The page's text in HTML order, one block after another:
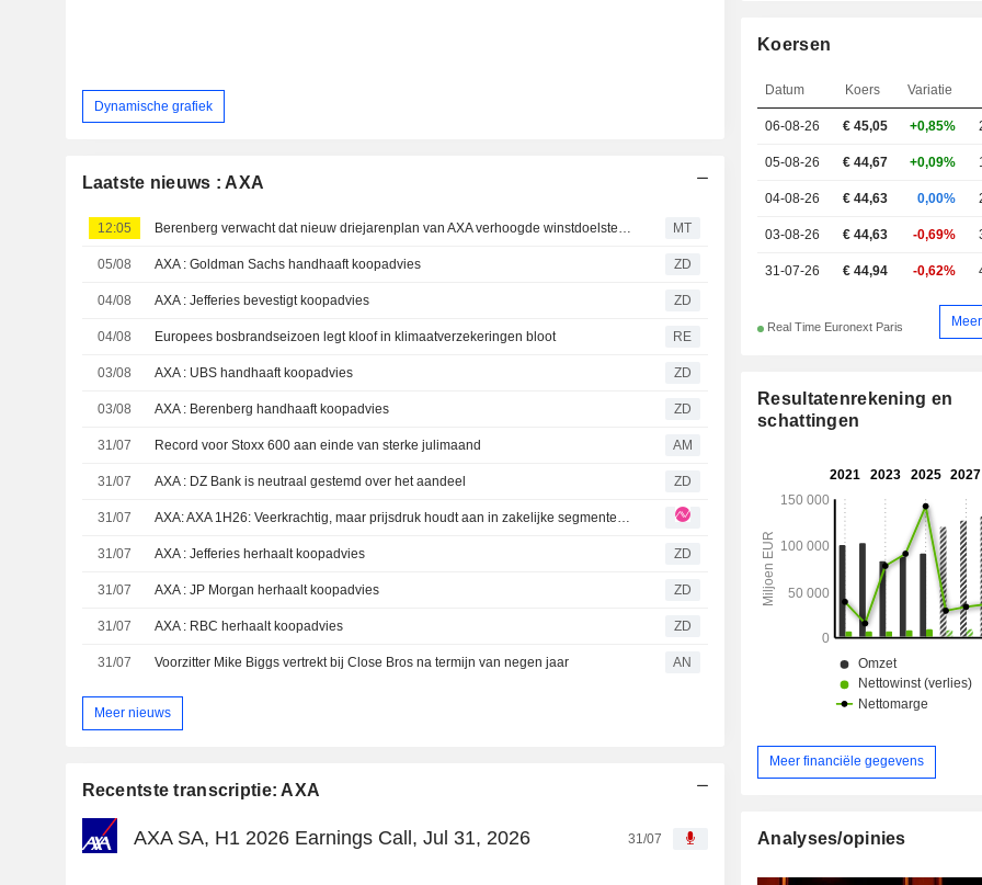
Dynamische grafiek
Laatste nieuws : AXA
12:05 Berenberg verwacht dat nieuw driejarenplan van AXA verhoogde winstdoelstelling zal bevatten MT
05/08 AXA : Goldman Sachs handhaaft koopadvies ZD
04/08 AXA : Jefferies bevestigt koopadvies ZD
04/08 Europees bosbrandseizoen legt kloof in klimaatverzekeringen bloot RE
03/08 AXA : UBS handhaaft koopadvies ZD
03/08 AXA : Berenberg handhaaft koopadvies ZD
31/07 Record voor Stoxx 600 aan einde van sterke julimaand AM
31/07 AXA : DZ Bank is neutraal gestemd over het aandeel ZD
31/07 AXA: AXA 1H26: Veerkrachtig, maar prijsdruk houdt aan in zakelijke segmenten en herverzekering
31/07 AXA : Jefferies herhaalt koopadvies ZD
31/07 AXA : JP Morgan herhaalt koopadvies ZD
31/07 AXA : RBC herhaalt koopadvies ZD
31/07 Voorzitter Mike Biggs vertrekt bij Close Bros na termijn van negen jaar AN
Meer nieuws
Recentste transcriptie: AXA
AXA SA, H1 2026 Earnings Call, Jul 31, 2026 31/07
Koersen
Datum Koers Variatie
06-08-26 € 45,05 +0,85%
05-08-26 € 44,67 +0,09%
04-08-26 € 44,63 0,00%
03-08-26 € 44,63 -0,69%
31-07-26 € 44,94 -0,62%
Real Time Euronext Paris
Resultatenrekening en
schattingen
Meer financiële gegevens
Analyses/opinies